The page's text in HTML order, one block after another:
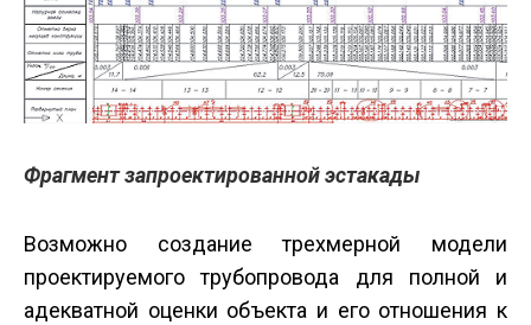
Фрагмент запроектированной эстакады
Возможно создание трехмерной модели
проектируемого трубопровода для полной и
адекватной оценки объекта и его отношения к